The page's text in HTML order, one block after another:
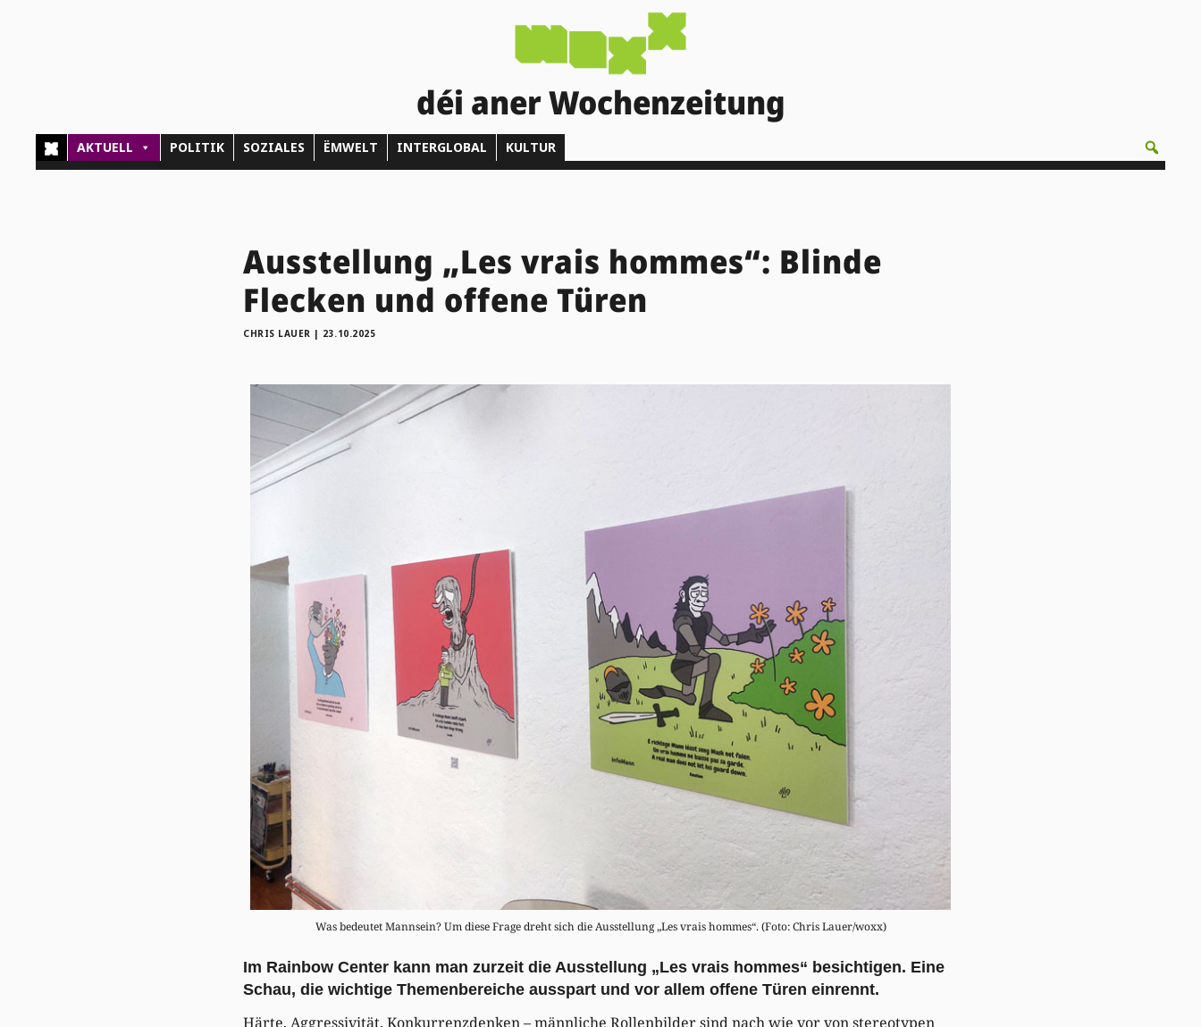
déi aner Wochenzeitung
AKTUELL POLITIK SOZIALES ËMWELT INTERGLOBAL KULTUR
Ausstellung „Les vrais hommes“: Blinde
Flecken und offene Türen
CHRIS LAUER | 23.10.2025
Was bedeutet Mannsein? Um diese Frage dreht sich die Ausstellung „Les vrais hommes“. (Foto: Chris Lauer/woxx)
Im Rainbow Center kann man zurzeit die Ausstellung „Les vrais hommes“ besichtigen. Eine
Schau, die wichtige Themenbereiche ausspart und vor allem offene Türen einrennt.
Härte, Aggressivität, Konkurrenzdenken – männliche Rollenbilder sind nach wie vor von stereotypen